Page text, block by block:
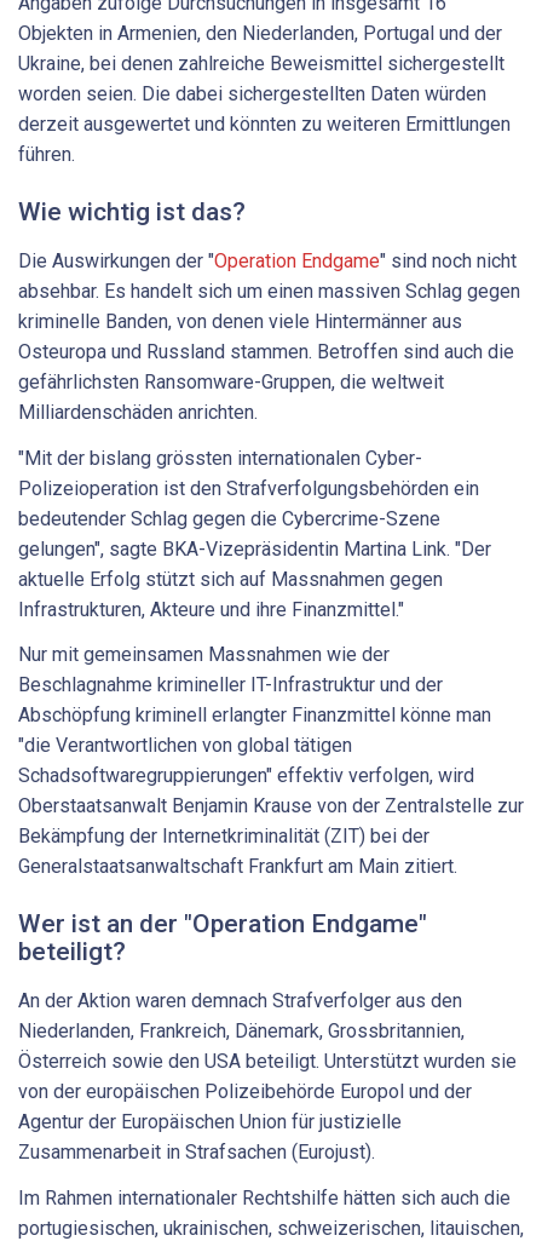
Objekten in Armenien, den Niederlanden, Portugal und der
Ukraine, bei denen zahlreiche Beweismittel sichergestellt
worden seien. Die dabei sichergestellten Daten würden
derzeit ausgewertet und könnten zu weiteren Ermittlungen
führen.
Wie wichtig ist das?
Die Auswirkungen der "Operation Endgame" sind noch nicht
absehbar. Es handelt sich um einen massiven Schlag gegen
kriminelle Banden, von denen viele Hintermänner aus
Osteuropa und Russland stammen. Betroffen sind auch die
gefährlichsten Ransomware-Gruppen, die weltweit
Milliardenschäden anrichten.
"Mit der bislang grössten internationalen Cyber-
Polizeioperation ist den Strafverfolgungsbehörden ein
bedeutender Schlag gegen die Cybercrime-Szene
gelungen", sagte BKA-Vizepräsidentin Martina Link. "Der
aktuelle Erfolg stützt sich auf Massnahmen gegen
Infrastrukturen, Akteure und ihre Finanzmittel."
Nur mit gemeinsamen Massnahmen wie der
Beschlagnahme krimineller IT-Infrastruktur und der
Abschöpfung kriminell erlangter Finanzmittel könne man
"die Verantwortlichen von global tätigen
Schadsoftwaregruppierungen" effektiv verfolgen, wird
Oberstaatsanwalt Benjamin Krause von der Zentralstelle zur
Bekämpfung der Internetkriminalität (ZIT) bei der
Generalstaatsanwaltschaft Frankfurt am Main zitiert.
Wer ist an der "Operation Endgame"
beteiligt?
An der Aktion waren demnach Strafverfolger aus den
Niederlanden, Frankreich, Dänemark, Grossbritannien,
Österreich sowie den USA beteiligt. Unterstützt wurden sie
von der europäischen Polizeibehörde Europol und der
Agentur der Europäischen Union für justizielle
Zusammenarbeit in Strafsachen (Eurojust).
Im Rahmen internationaler Rechtshilfe hätten sich auch die
portugiesischen, ukrainischen, schweizerischen, litauischen,